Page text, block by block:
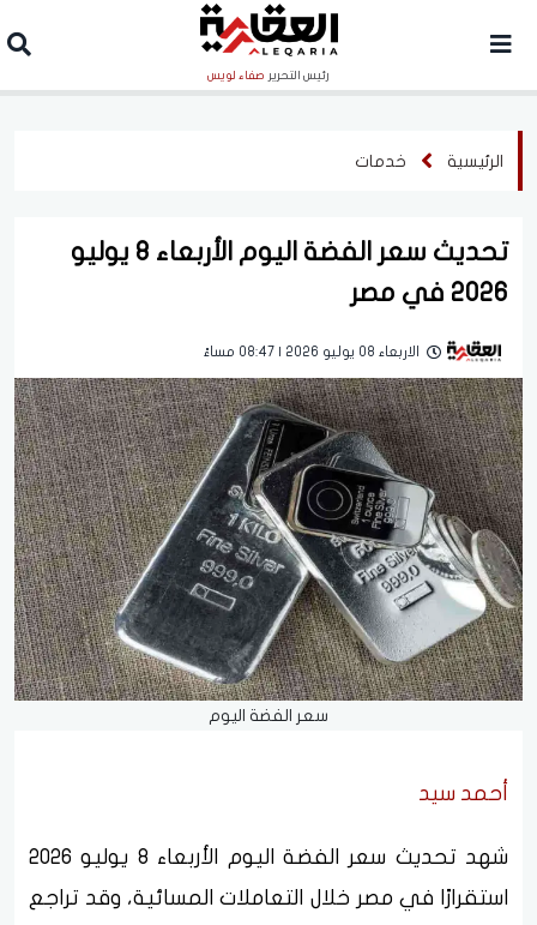
رئيس التحرير صفاء لويس
الرئيسية خدمات
تحديث سعر الفضة اليوم الأربعاء 8 يوليو
2026 في مصر
الاربعاء 08 يوليو 2026 | 08:47 مساءً
سعر الفضة اليوم
أحمد سيد
شهد تحديث سعر الفضة اليوم الأربعاء 8 يوليو 2026
استقرارًا في مصر خلال التعاملات المسائية، وقد تراجع